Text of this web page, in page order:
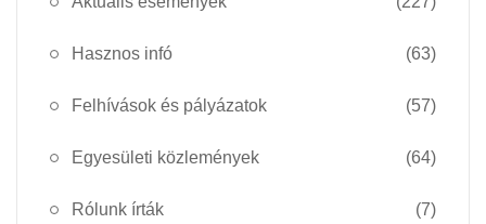
Hasznos infó (63)
Felhívások és pályázatok (57)
Egyesületi közlemények (64)
Rólunk írták (7)